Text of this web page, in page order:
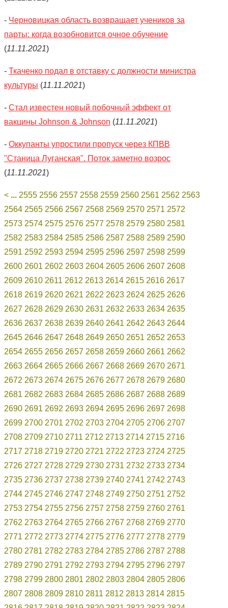
- Черновицкая область возвращает учеников за
парты: когда возобновится очное обучение
(11.11.2021)
- Ткаченко подал в отставку с должности министра
культуры (11.11.2021)
- Стал известен новый побочный эффект от
вакцины Johnson & Johnson (11.11.2021)
- Оккупанты упростили пропуск через КПВВ
"Станица Луганская". Поток заметно возрос
(11.11.2021)
< ... 2555 2556 2557 2558 2559 2560 2561 2562 2563
2564 2565 2566 2567 2568 2569 2570 2571 2572
2573 2574 2575 2576 2577 2578 2579 2580 2581
2582 2583 2584 2585 2586 2587 2588 2589 2590
2591 2592 2593 2594 2595 2596 2597 2598 2599
2600 2601 2602 2603 2604 2605 2606 2607 2608
2609 2610 2611 2612 2613 2614 2615 2616 2617
2618 2619 2620 2621 2622 2623 2624 2625 2626
2627 2628 2629 2630 2631 2632 2633 2634 2635
2636 2637 2638 2639 2640 2641 2642 2643 2644
2645 2646 2647 2648 2649 2650 2651 2652 2653
2654 2655 2656 2657 2658 2659 2660 2661 2662
2663 2664 2665 2666 2667 2668 2669 2670 2671
2672 2673 2674 2675 2676 2677 2678 2679 2680
2681 2682 2683 2684 2685 2686 2687 2688 2689
2690 2691 2692 2693 2694 2695 2696 2697 2698
2699 2700 2701 2702 2703 2704 2705 2706 2707
2708 2709 2710 2711 2712 2713 2714 2715 2716
2717 2718 2719 2720 2721 2722 2723 2724 2725
2726 2727 2728 2729 2730 2731 2732 2733 2734
2735 2736 2737 2738 2739 2740 2741 2742 2743
2744 2745 2746 2747 2748 2749 2750 2751 2752
2753 2754 2755 2756 2757 2758 2759 2760 2761
2762 2763 2764 2765 2766 2767 2768 2769 2770
2771 2772 2773 2774 2775 2776 2777 2778 2779
2780 2781 2782 2783 2784 2785 2786 2787 2788
2789 2790 2791 2792 2793 2794 2795 2796 2797
2798 2799 2800 2801 2802 2803 2804 2805 2806
2807 2808 2809 2810 2811 2812 2813 2814 2815